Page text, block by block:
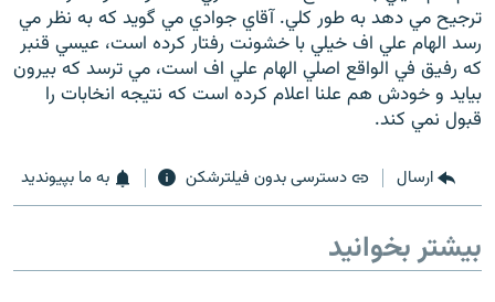
ترجيح مي دهد به طور کلي. آقاي جوادي مي گويد که به نظر مي
رسد الهام علي اف خيلي با خشونت رفتار کرده است، عيسي قنبر
که رفيق في الواقع اصلي الهام علي اف است، مي ترسد که بيرون
بيايد و خودش هم علنا اعلام کرده است که نتيجه انخابات را
قبول نمي کند.
ارسال دسترسی بدون فیلترشکن به ما بپیوندید
بیشتر بخوانید